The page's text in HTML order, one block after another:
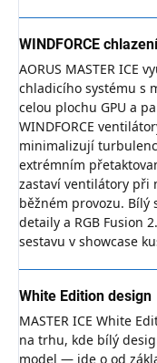
WINDFORCE
AORUS MASTER ICE
chladicího systému s
celou plochu GPU a
WINDFORCE
minimalizují
extrémním
zastaví ventilátory
běžném provozu. Bílý
detaily a RGB Fusion
sestavu v showcase
White Edition design
MASTER ICE White
na trhu, kde bílý
model — jde o od